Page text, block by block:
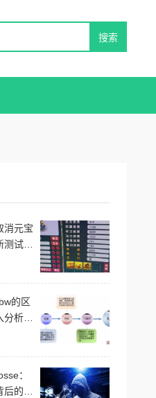
消元宝
测试调
的区
分析不
合的
：
后的黑